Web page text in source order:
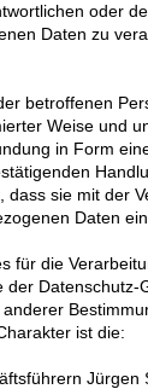
oder
Daten zu
betroffenen
Weise und
in Form
dass sie mit der
Daten
für die
der
ist die: